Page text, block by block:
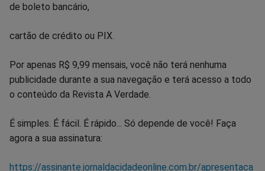
de boleto bancário,
cartão de crédito ou PIX.
Por apenas R$ 9,99 mensais, você não terá nenhuma
publicidade durante a sua navegação e terá acesso a todo
o conteúdo da Revista A Verdade.
É simples. É fácil. É rápido... Só depende de você! Faça
agora a sua assinatura:
https://assinante.jornaldacidadeonline.com.br/apresentaca